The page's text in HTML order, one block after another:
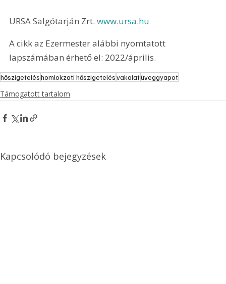
URSA Salgótarján Zrt. www.ursa.hu
A cikk az Ezermester alábbi nyomtatott
lapszámában érhető el: 2022/április.
hőszigeteléshomlokzati hőszigetelésvakolatüveggyapot
Támogatott tartalom
Kapcsolódó bejegyzések